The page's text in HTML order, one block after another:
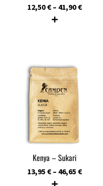
12,50€ – 41,90€
Kenya – Sukari
13,95 € – 46,65 €